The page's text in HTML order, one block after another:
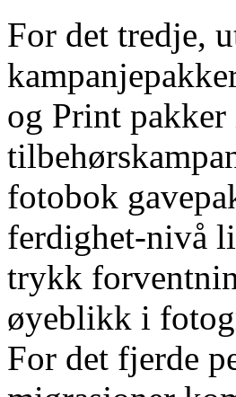
For det tredje,
og Print pakker
fotobok
ferdighet-nivå
trykk
øyeblikk i
For det fjerde